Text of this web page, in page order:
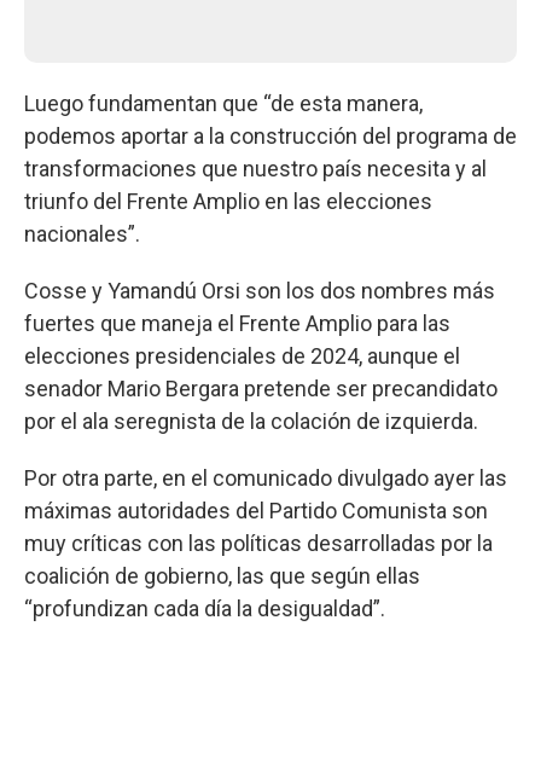
Luego fundamentan que “de esta manera,
podemos aportar a la construcción del programa de
transformaciones que nuestro país necesita y al
triunfo del Frente Amplio en las elecciones
nacionales”.
Cosse y Yamandú Orsi son los dos nombres más
fuertes que maneja el Frente Amplio para las
elecciones presidenciales de 2024, aunque el
senador Mario Bergara pretende ser precandidato
por el ala seregnista de la colación de izquierda.
Por otra parte, en el comunicado divulgado ayer las
máximas autoridades del Partido Comunista son
muy críticas con las políticas desarrolladas por la
coalición de gobierno, las que según ellas
“profundizan cada día la desigualdad”.